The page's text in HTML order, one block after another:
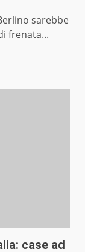
sarebbe
frenata...
case ad